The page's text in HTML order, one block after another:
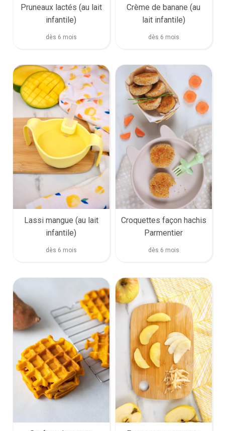
Pruneaux lactés (au lait
infantile)
dès 6 mois
Crème de banane (au
lait infantile)
dès 6 mois
Lassi mangue (au lait
infantile)
dès 6 mois
Croquettes façon hachis
Parmentier
dès 6 mois